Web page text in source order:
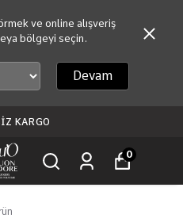
ve online alışveriş
bölgeyi seçin.
Devam
KARGO
0